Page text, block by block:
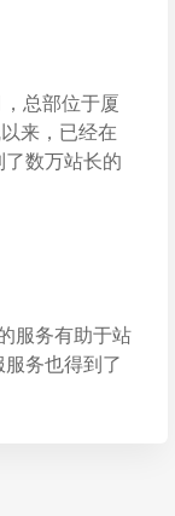
总部位于厦
来，已经在
数万站长的
服务有助于站
务也得到了